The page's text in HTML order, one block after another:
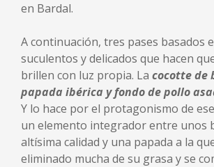
en Bardal.
A continuación, tres pases basados
suculentos y delicados que hacen
brillen con luz propia. La cocotte de
papada ibérica y fondo de pollo
Y lo hace por el protagonismo de
un elemento integrador entre unos
altísima calidad y una papada a la
eliminado mucha de su grasa y se